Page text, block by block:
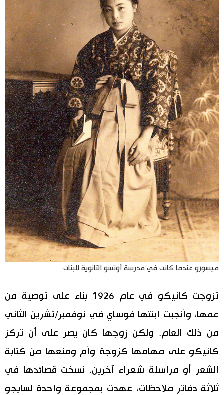
ميسوزو عندما كانت في مدرسة أوتسو الثانوية للبنات.
تزوجت كانيكو في عام 1926 بناء على توصية من
عمها، وأنجبت ابنتها فوساي في نوفمبر/تشرين الثاني
من ذلك العام. ولكن زوجها كان يصر على أن تركز
كانيكو على مهامها كزوجة وأم ومنعها من كتابة
الشعر أو مراسلة شعراء آخرين. نسخت قصائدها في
ثلاثة دفاتر ملاحظات، عهدت بمجموعة واحدة لسايجو